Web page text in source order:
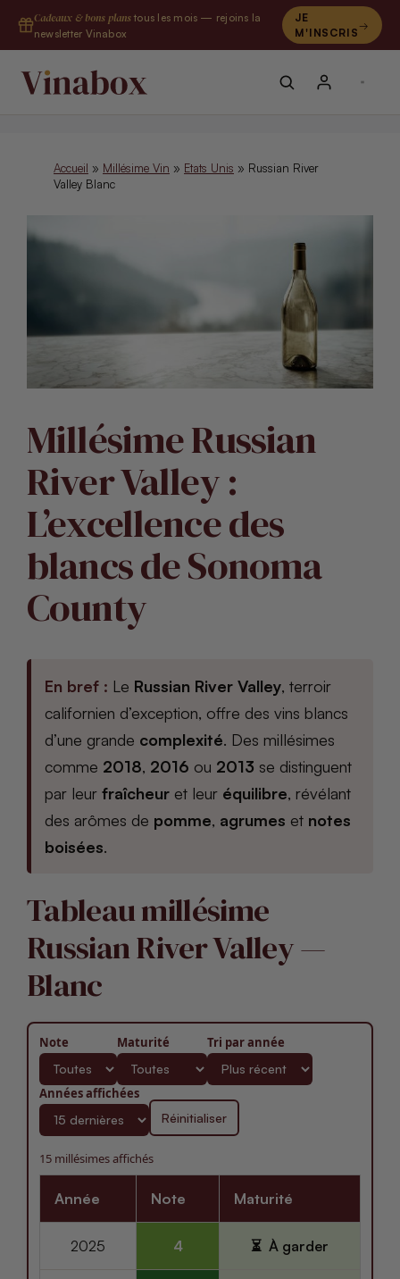
contenu
Cadeaux & bons plans tous les mois — rejoins la
newsletter Vinabox
JE
M'INSCRIS
Accueil » Millésime Vin » Etats Unis » Russian River
Valley Blanc
Millésime Russian
River Valley :
L’excellence des
blancs de Sonoma
County
En bref : Le Russian River Valley, terroir
californien d’exception, offre des vins blancs
d’une grande complexité. Des millésimes
comme 2018, 2016 ou 2013 se distinguent
par leur fraîcheur et leur équilibre, révélant
des arômes de pomme, agrumes et notes
boisées.
Tableau millésime
Russian River Valley —
Blanc
Note Maturité Tri par année
Années affichées
Réinitialiser
15 millésimes affichés
Année Note Maturité
2025 4 À garder